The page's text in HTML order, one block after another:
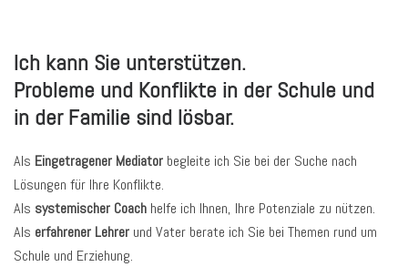
Ich kann Sie unterstützen.
Probleme und Konflikte in der Schule und
in der Familie sind lösbar.
Als Eingetragener Mediator begleite ich Sie bei der Suche nach
Lösungen für Ihre Konflikte.
Als systemischer Coach helfe ich Ihnen, Ihre Potenziale zu nützen.
Als erfahrener Lehrer und Vater berate ich Sie bei Themen rund um
Schule und Erziehung.